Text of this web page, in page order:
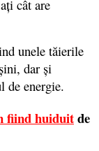
cât are
unele tăierile
dar şi
de energie.
fiind huiduitde